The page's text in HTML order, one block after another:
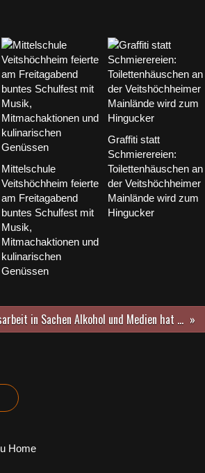
Mittelschule
Veitshöchheim feierte
am Freitagabend
buntes Schulfest mit
Musik,
Mitmachaktionen und
kulinarischen
Genüssen
Graffiti statt
Schmierereien:
Toilettenhäuschen an
der Veitshöchheimer
Mainlände wird zum
Hingucker
Präventionsarbeit in Sachen Alkohol und Medien hat an der Veitshöchheimer Mittelschule einen hohen Stellenwert - Polizei, Kreisjugendamt, Anonyme Alkholiker und Medienexperten klärten auf
Home